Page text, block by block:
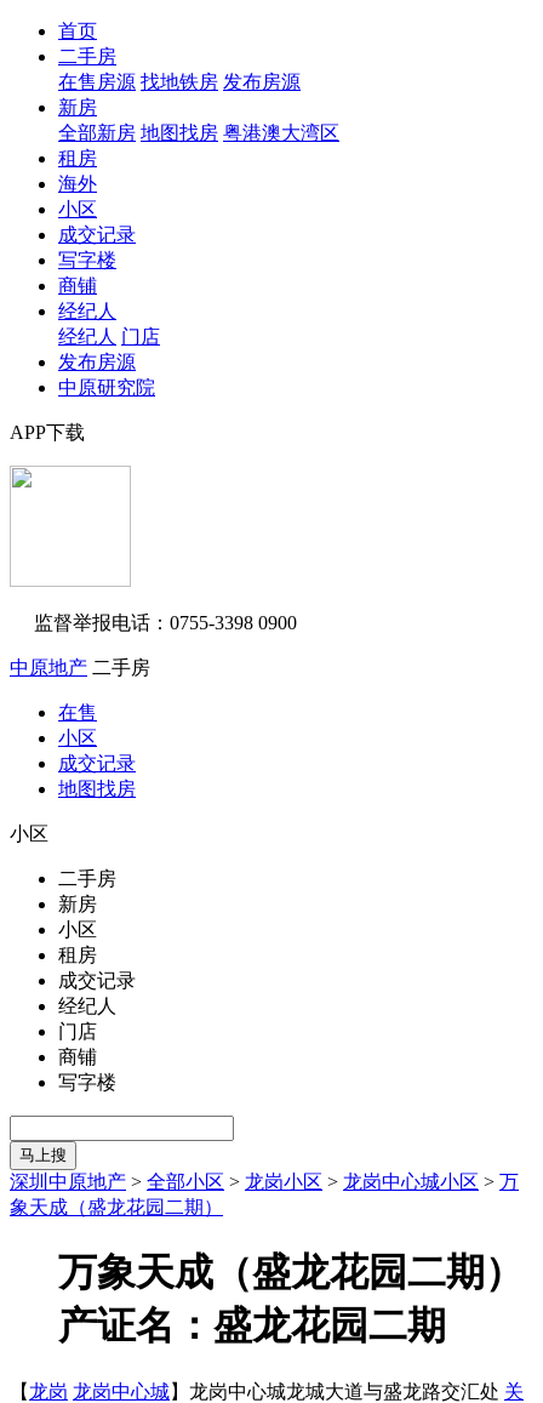
首页
二手房
在售房源 找地铁房 发布房源
新房
全部新房 地图找房 粤港澳大湾区
租房
海外
小区
成交记录
写字楼
商铺
经纪人
经纪人 门店
发布房源
中原研究院
APP下载
监督举报电话：0755-3398 0900
中原地产 二手房
在售
小区
成交记录
地图找房
小区
二手房
新房
小区
租房
成交记录
经纪人
门店
商铺
写字楼
马上搜
深圳中原地产 > 全部小区 > 龙岗小区 > 龙岗中心城小区 > 万
象天成（盛龙花园二期）
万象天成（盛龙花园二期）
产证名：盛龙花园二期
【龙岗 龙岗中心城】龙岗中心城龙城大道与盛龙路交汇处 关